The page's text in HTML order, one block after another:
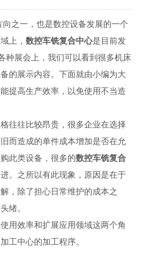
向之一，也是数控设备发展的一个
上，数控车铣复合中心是目前发
种展会上，我们可以看到很多机床
的展示内容。下面就由小编为大
提高生产效率，以免使用不当造
往往比较昂贵，很多企业在选择
而造成的单件成本增加是否在允
此类设备，很多的数控车铣复合
。之所以有此现象，原因是在于
，除了担心日常维护的成本之
绪。
效率和扩展应用领域这两个角
工中心的加工程序。